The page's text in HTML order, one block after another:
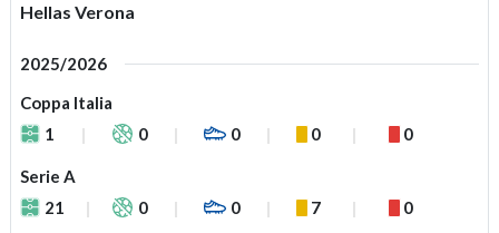
Hellas Verona
2025/2026
Coppa Italia
1
0 0 0 0
Serie A
21
0 0 7 0